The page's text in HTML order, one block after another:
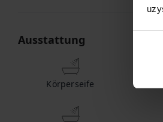
Ausstattung
Körperseife